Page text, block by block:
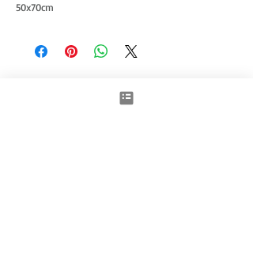
50x70cm
Ähnliche Produkte